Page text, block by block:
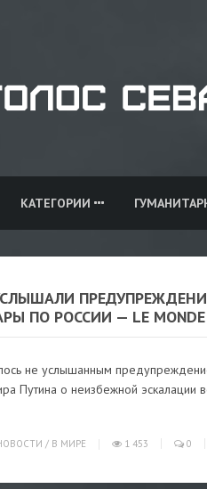
КАТЕГОРИИ
ПО РОССИИ — LE MONDE
не услышанным
Путина о неизбежной эскалации
/ В МИРЕ 1 453 0